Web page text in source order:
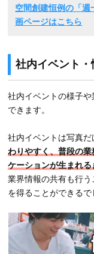
空間創建恒例の「
画ページはこちら
社内イベント
社内イベントの様子
できます。
社内イベントは写真
わりやすく、普段の
ケーションが生まれる
業界情報の共有も行
を得ることができるで